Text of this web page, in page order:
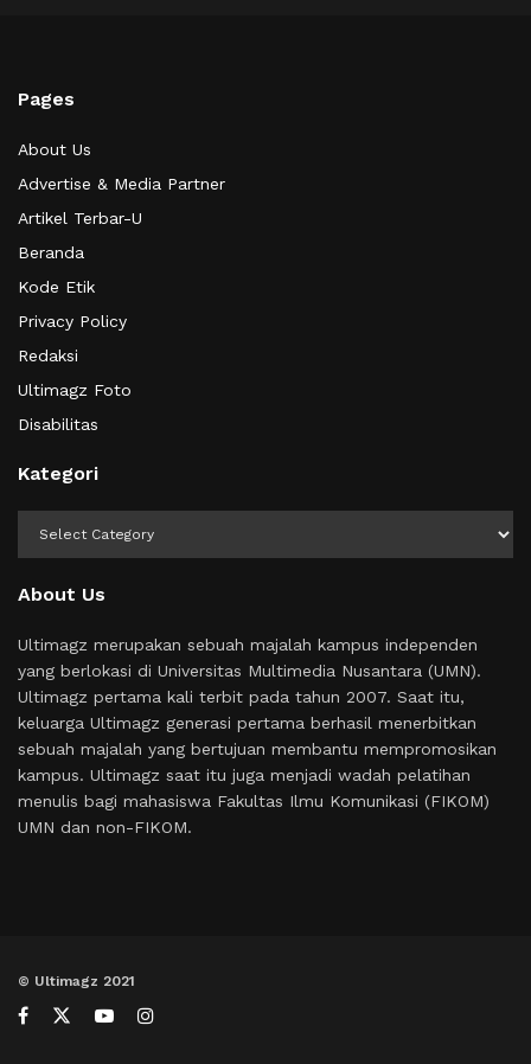
Pages
About Us
Advertise & Media Partner
Artikel Terbar-U
Beranda
Kode Etik
Privacy Policy
Redaksi
Ultimagz Foto
Disabilitas
Kategori
About Us
Ultimagz merupakan sebuah majalah kampus independen
yang berlokasi di Universitas Multimedia Nusantara (UMN).
Ultimagz pertama kali terbit pada tahun 2007. Saat itu,
keluarga Ultimagz generasi pertama berhasil menerbitkan
sebuah majalah yang bertujuan membantu mempromosikan
kampus. Ultimagz saat itu juga menjadi wadah pelatihan
menulis bagi mahasiswa Fakultas Ilmu Komunikasi (FIKOM)
UMN dan non-FIKOM.
© Ultimagz 2021